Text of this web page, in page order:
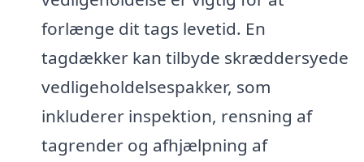
forlænge dit tags levetid. En
tagdækker kan tilbyde skræddersyede
vedligeholdelsespakker, som
inkluderer inspektion, rensning af
tagrender og afhjælpning af